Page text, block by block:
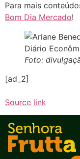
Para mais
Bom Dia Mercado!
Foto:
[ad_2]
Source link